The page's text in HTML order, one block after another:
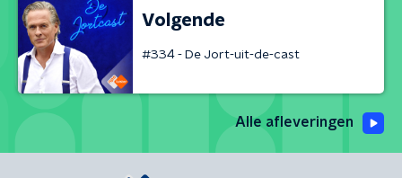
Volgende
#334 - De Jort-uit-de-cast
Alle afleveringen